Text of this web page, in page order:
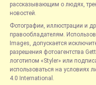
рассказывающим о людях,
новостей.
Фотографии, иллюстрации и
правообладателям.
Images, допускается
разрешения фотоагентства
логотипом «Styler» или
использоваться на условиях
4.0 International.